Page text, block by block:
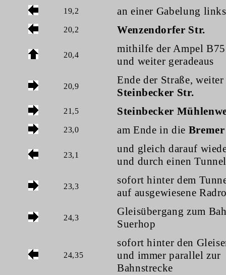
19,2 an einer Gabelung
20,2 Wenzendorfer Str.
20,4
mithilfe der Ampel
und weiter geradeaus
20,9
Ende der Straße,
Steinbecker Str.
21,5 Steinbecker
23,0 am Ende in die
23,1
und gleich darauf
und durch einen
23,3
sofort hinter dem
auf ausgewiesene
24,3
Gleisübergang zum
Suerhop
24,35
sofort hinter den
und immer parallel zur
Bahnstrecke